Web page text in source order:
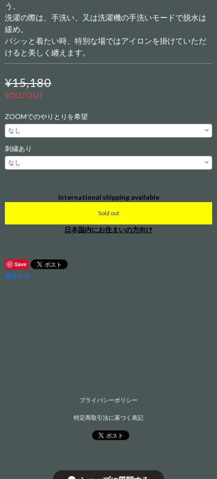
う、
洗濯の際は、手洗い、又は洗濯機の手洗いモードで脱水は
緩め。
パシッと着たい時、特別な場ではアイロンを掛けていただ
けると美しく纏えます。
¥15,180
SOLD OUT
ZOOMでのやりとりを希望
刺繍あり
International shipping available
Sold out
日本国内にお住まいの方向け
Save
通報する
プライバシーポリシー
特定商取引法に基づく表記